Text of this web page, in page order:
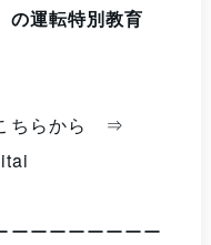
の運転特別教育
こちらから ⇒
ーーーーーーーー